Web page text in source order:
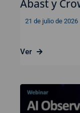
Abast y
21 de julio de 2026
Ver